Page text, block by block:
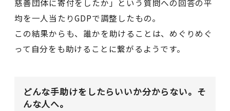
慈善団体に寄付をしたか」という質問への回答の平
均を一人当たりGDPで調整したもの。
この結果からも、誰かを助けることは、めぐりめぐ
って自分をも助けることに繋がるようです。
どんな手助けをしたらいいか分からない。そ
んな人へ。